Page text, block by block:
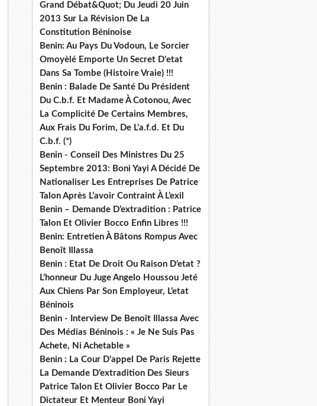
Grand Débat&Quot; Du Jeudi 20 Juin
2013 Sur La Révision De La
Constitution Béninoise
Benin: Au Pays Du Vodoun, Le Sorcier
Omoyèlé Emporte Un Secret D'etat
Dans Sa Tombe (Histoire Vraie) !!!
Benin : Balade De Santé Du Président
Du C.b.f. Et Madame À Cotonou, Avec
La Complicité De Certains Membres,
Aux Frais Du Forim, De L’a.f.d. Et Du
C.b.f. (*)
Benin - Conseil Des Ministres Du 25
Septembre 2013: Boni Yayi A Décidé De
Nationaliser Les Entreprises De Patrice
Talon Après L’avoir Contraint À L’exil
Benin – Demande D’extradition : Patrice
Talon Et Olivier Bocco Enfin Libres !!!
Benin: Entretien À Bâtons Rompus Avec
Benoît Illassa
Benin : Etat De Droit Ou Raison D’etat ?
L’honneur Du Juge Angelo Houssou Jeté
Aux Chiens Par Son Employeur, L’etat
Béninois
Benin - Interview De Benoît Illassa Avec
Des Médias Béninois : « Je Ne Suis Pas
Achete, Ni Achetable »
Benin : La Cour D’appel De Paris Rejette
La Demande D’extradition Des Sieurs
Patrice Talon Et Olivier Bocco Par Le
Dictateur Et Menteur Boni Yayi